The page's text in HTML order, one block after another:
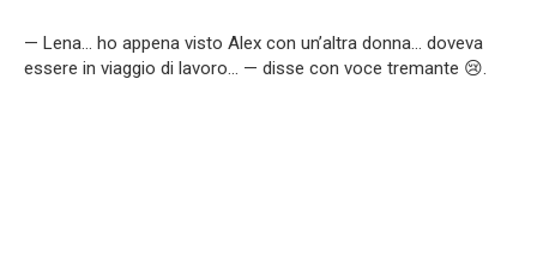
— Lena… ho appena visto Alex con un’altra donna… doveva
essere in viaggio di lavoro… — disse con voce tremante 😢.